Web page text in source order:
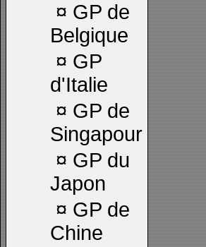
¤ GP de
Belgique
¤ GP
d'Italie
¤ GP de
Singapour
¤ GP du
Japon
¤ GP de
Chine